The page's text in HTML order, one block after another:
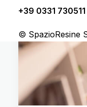
+39 0331 730511
© SpazioResine